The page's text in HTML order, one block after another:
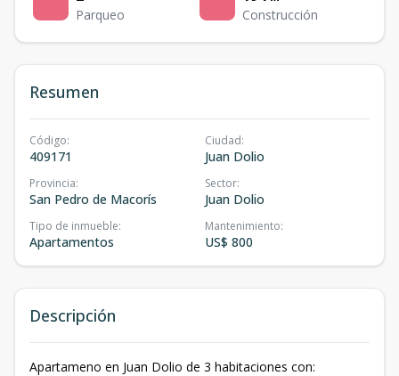
Parqueo Construcción
Resumen
Código:
409171
Ciudad:
Juan Dolio
Provincia:
San Pedro de Macorís
Sector:
Juan Dolio
Tipo de inmueble:
Apartamentos
Mantenimiento:
US$ 800
Descripción
Apartameno en Juan Dolio de 3 habitaciones con: